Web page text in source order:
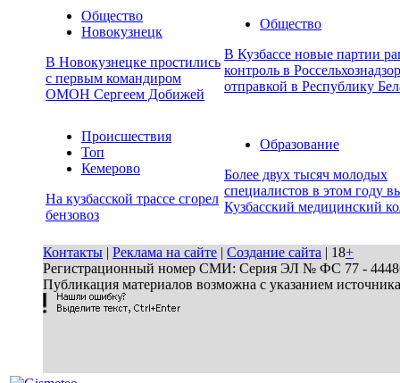
Общество
Новокузнецк
В Новокузнецке простились
с первым командиром
ОМОН Сергеем Добижей
Общество
В Кузбассе новые партии
контроль в
отправкой в Республику
Происшествия
Топ
Кемерово
На кузбасской трассе сгорел
бензовоз
Образование
Более двух тысяч молодых
специалистов в этом году
Кузбасский медицинский
Контакты | Реклама на сайте | Создание сайта | 18+
Регистрационный номер СМИ: Серия ЭЛ № ФС 77 - 44486
Публикация материалов возможна с указанием